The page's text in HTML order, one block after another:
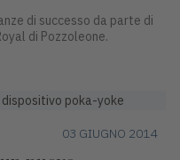
di successo da parte di
di Pozzoleone.
03 GIUGNO 2014